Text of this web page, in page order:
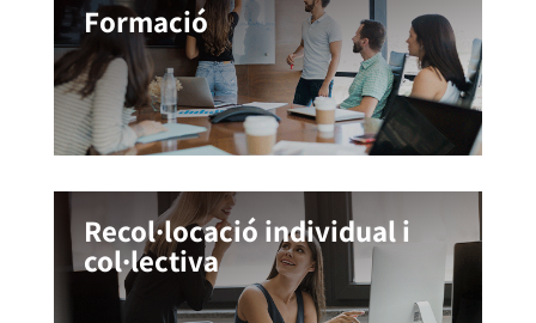
Formació
Recol·locació individual i
col·lectiva